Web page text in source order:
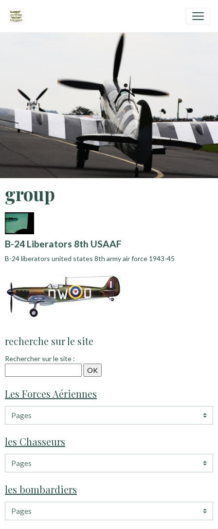
group
B-24 Liberators 8th USAAF
B-24 liberators united states 8th army air force 1943-45
recherche sur le site
Rechercher sur le site :
Les Forces Aériennes
les Chasseurs
les bombardiers